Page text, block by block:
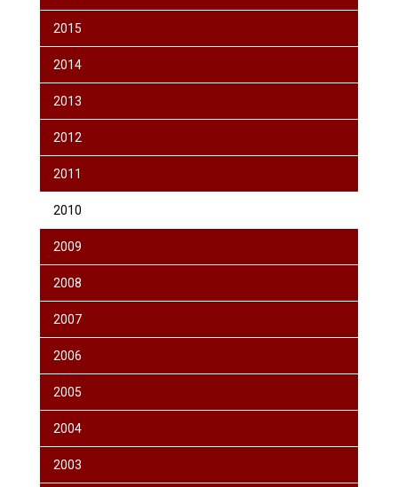
2015
2014
2013
2012
2011
2010
2009
2008
2007
2006
2005
2004
2003